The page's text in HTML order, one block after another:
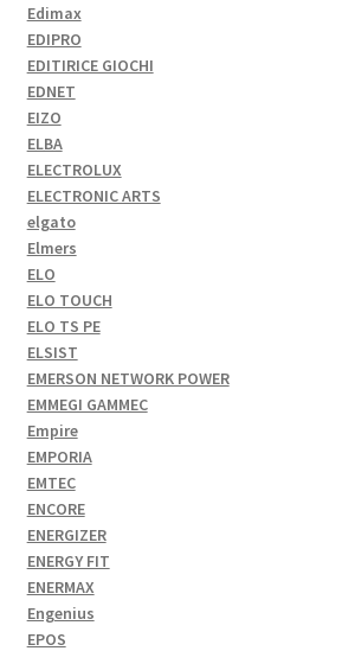
Edimax
EDIPRO
EDITIRICE GIOCHI
EDNET
EIZO
ELBA
ELECTROLUX
ELECTRONIC ARTS
elgato
Elmers
ELO
ELO TOUCH
ELO TS PE
ELSIST
EMERSON NETWORK POWER
EMMEGI GAMMEC
Empire
EMPORIA
EMTEC
ENCORE
ENERGIZER
ENERGY FIT
ENERMAX
Engenius
EPOS